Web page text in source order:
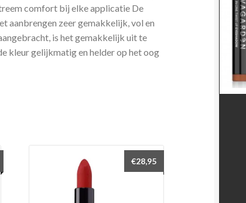
comfort bij elke applicatie De
aanbrengen zeer gemakkelijk, vol en
is het gemakkelijk uit te
kleur gelijkmatig en helder op het oog
€28,95